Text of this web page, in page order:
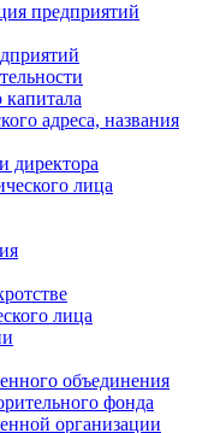
предприятий
адреса, названия
директора
лица
лица
объединения
фонда
организации